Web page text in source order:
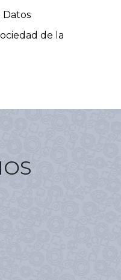
Datos
de la